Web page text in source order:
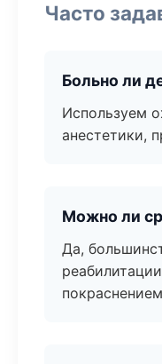
Часто
Больно ли
Используем
анестетики,
Можно ли
Да,